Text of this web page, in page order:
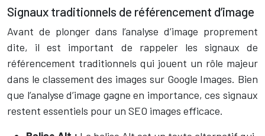
Signaux traditionnels de référencement d’image
Avant de plonger dans l’analyse d’image proprement
dite, il est important de rappeler les signaux de
référencement traditionnels qui jouent un rôle majeur
dans le classement des images sur Google Images. Bien
que l’analyse d’image gagne en importance, ces signaux
restent essentiels pour un SEO images efficace.